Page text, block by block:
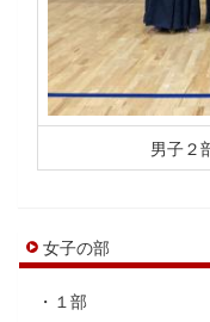
男子
女子の部
・１部